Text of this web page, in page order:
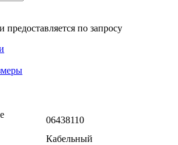
по запросу
06438110
Кабельный